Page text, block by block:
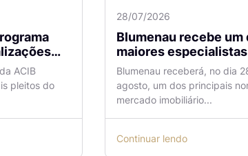
de
de
ACIB
pleitos do
28/07/2026
Blumenau recebe um
maiores especialistas em
vendas do mercado
imobiliário
Blumenau receberá, no dia
agosto, um dos principais
mercado imobiliário...
Continuar lendo